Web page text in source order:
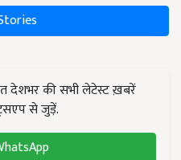
देशभर की सभी लेटेस्ट ख़बरें
से जुड़ें.